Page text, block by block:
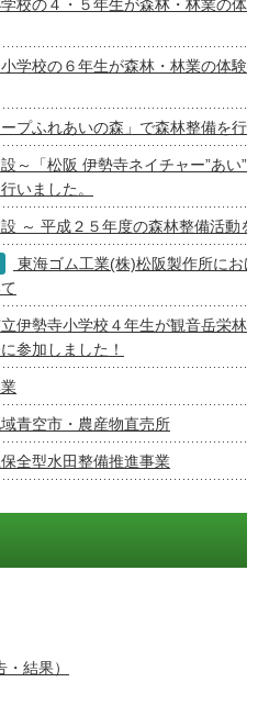
校の４・５年生が森林・林業の体
学校の６年生が森林・林業の体験
ープふれあいの森」で森林整備を行
～「松阪 伊勢寺ネイチャー”あい”
いました。
～ 平成２５年度の森林整備活動
東海ゴム工業(株)松阪製作所にお
伊勢寺小学校４年生が観音岳栄林
参加しました！
青空市・農産物直売所
全型水田整備推進事業
結果）